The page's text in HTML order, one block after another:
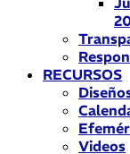
RECURSOS
Videos